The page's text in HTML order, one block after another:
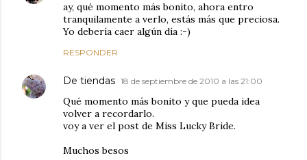
ay, qué momento más bonito, ahora entro
tranquilamente a verlo, estás más que preciosa.
Yo debería caer algún día :-)
RESPONDER
De tiendas 18 de septiembre de 2010 a las 21:00
Qué momento más bonito y que pueda idea
volver a recordarlo.
voy a ver el post de Miss Lucky Bride.
Muchos besos